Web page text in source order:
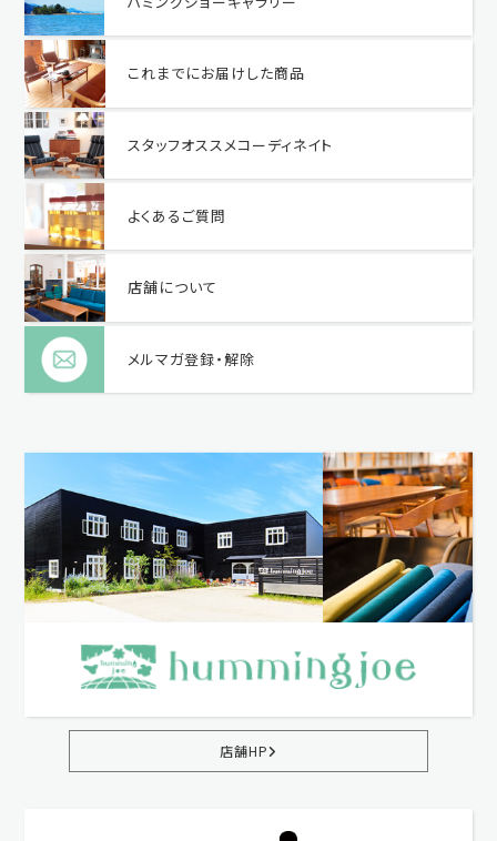
これまでにお届けした商品
スタッフオススメコーディネイト
よくあるご質問
店舗について
メルマガ登録・解除
店舗HP